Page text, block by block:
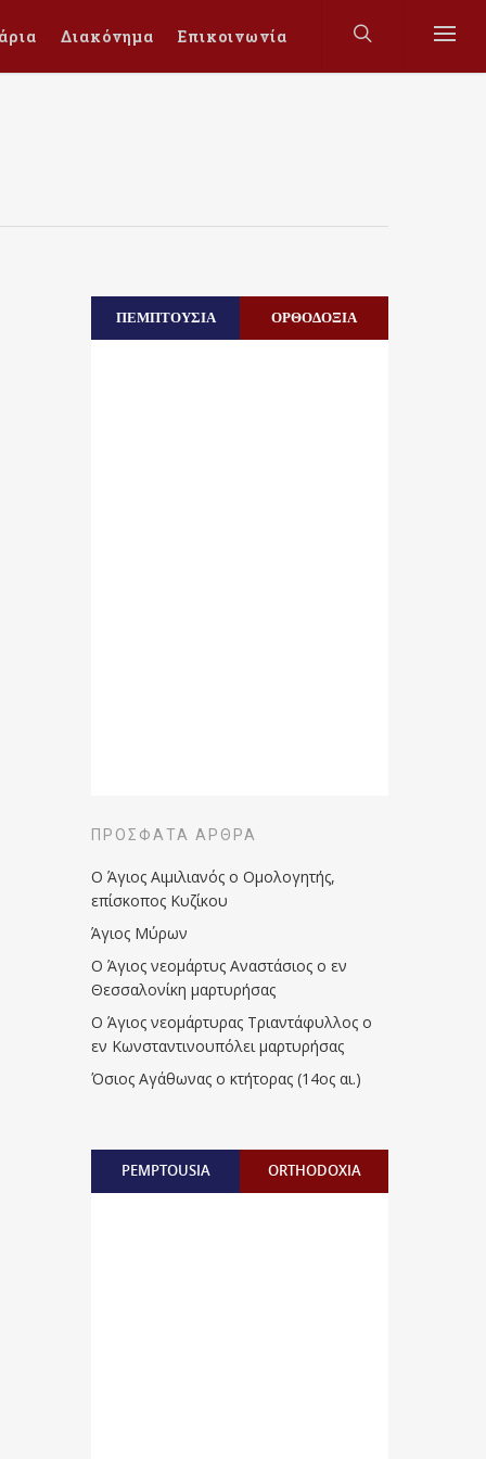
Διακόνημα Επικοινωνία
ΠΕΜΠΤΟΥΣΙΑ ΟΡΘΟΔΟΞΙΑ
ΠΡΌΣΦΑΤΑ ΆΡΘΡΑ
Ο Άγιος Αιμιλιανός ο Ομολογητής,
επίσκοπος Κυζίκου
Άγιος Μύρων
Ο Άγιος νεομάρτυς Αναστάσιος ο εν
Θεσσαλονίκη μαρτυρήσας
Ο Άγιος νεομάρτυρας Τριαντάφυλλος ο
εν Κωνσταντινουπόλει μαρτυρήσας
Όσιος Αγάθωνας ο κτήτορας (14ος αι.)
PEMPTOUSIA ORTHODOXIA